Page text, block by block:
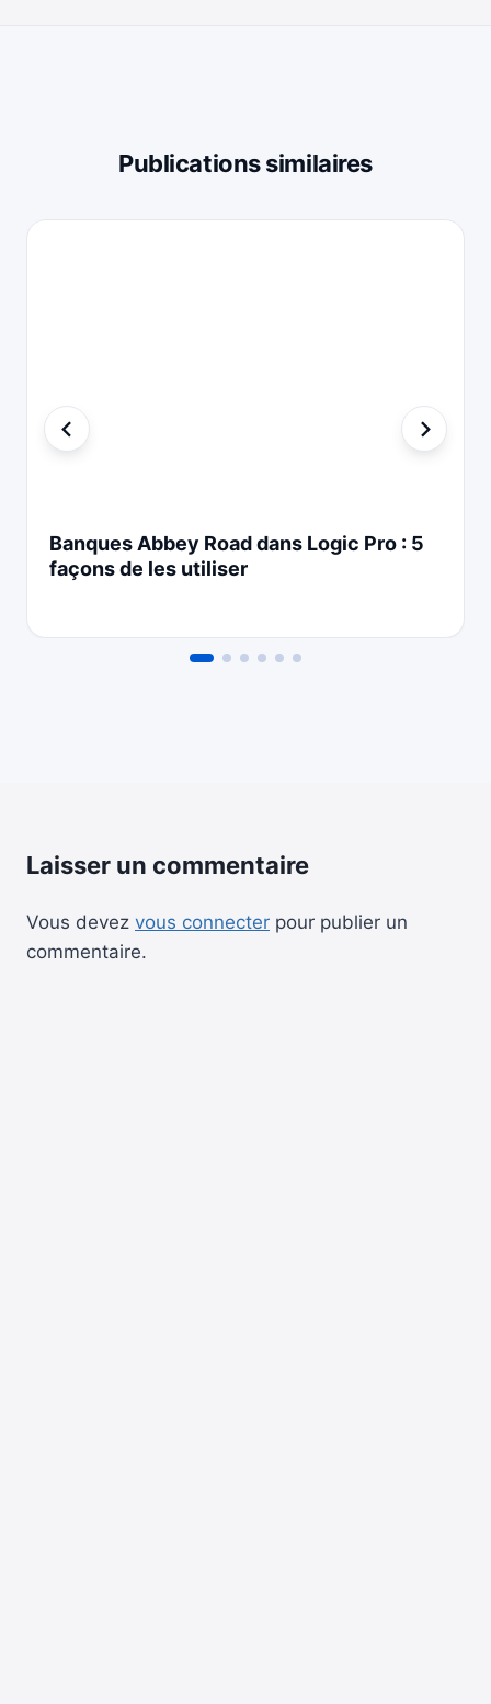
Publications similaires
Banques Abbey Road dans Logic Pro : 5
façons de les utiliser
Laisser un commentaire
Vous devez vous connecter pour publier un
commentaire.